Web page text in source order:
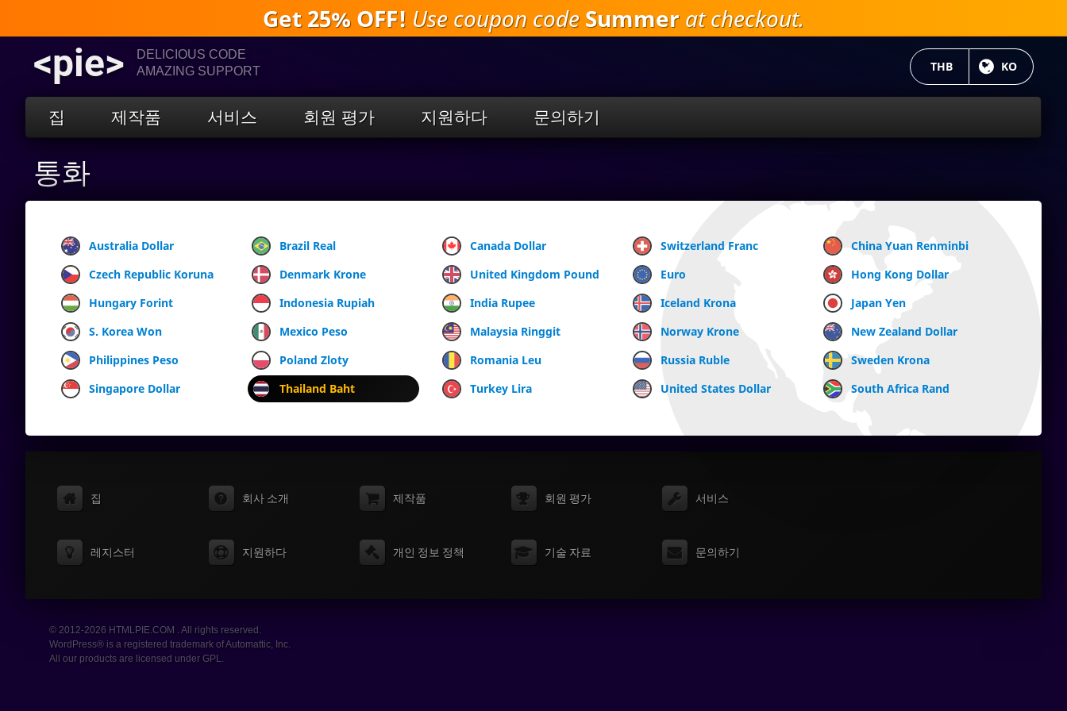
주
요
건
너
Get 25% OFF! Use coupon code Summer at checkout.
<pie>
DELICIOUS CODE
AMAZING SUPPORT
현재 언어 :
KO
현재 통화:
THB
집 제작품 서비스 회원 평가 지원하다 문의하기
통화
Australia Dollar Brazil Real Canada Dollar Switzerland Franc
China Yuan Renminbi
Czech Republic Koruna
Denmark Krone United Kingdom Pound Euro
Hong Kong Dollar
Hungary Forint
Indonesia Rupiah India Rupee Iceland Krona
Japan Yen
S. Korea Won
Mexico Peso Malaysia Ringgit Norway Krone
New Zealand Dollar
Philippines Peso
Poland Zloty Romania Leu Russia Ruble
Sweden Krona
Singapore Dollar
Thailand Baht Turkey Lira United States Dollar South Africa Rand
집 회사 소개 제작품 회원 평가 서비스
레지스터 지원하다 개인 정보 정책 기술 자료 문의하기
© 2012-2026 HTMLPIE.COM . All rights reserved.
WordPress® is a registered trademark of Automattic, Inc.
All our products are licensed under GPL.